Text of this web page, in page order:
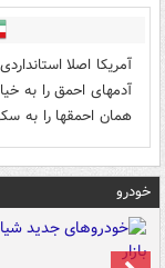
آمریکا اصلا
همان احمقها را به
خودرو